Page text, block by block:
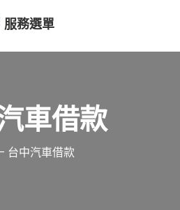
服務選單
車借款
台中汽車借款